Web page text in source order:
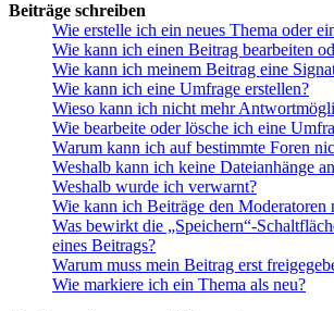
Beiträge schreiben
Wie erstelle ich ein neues Thema oder
Wie kann ich einen Beitrag bearbeiten
Wie kann ich meinem Beitrag eine
Wie kann ich eine Umfrage erstellen?
Wieso kann ich nicht mehr
Wie bearbeite oder lösche ich eine
Warum kann ich auf bestimmte Foren
Weshalb kann ich keine Dateianhänge
Weshalb wurde ich verwarnt?
Wie kann ich Beiträge den Moderatoren
Was bewirkt die „Speichern“-
eines Beitrags?
Warum muss mein Beitrag erst
Wie markiere ich ein Thema als neu?